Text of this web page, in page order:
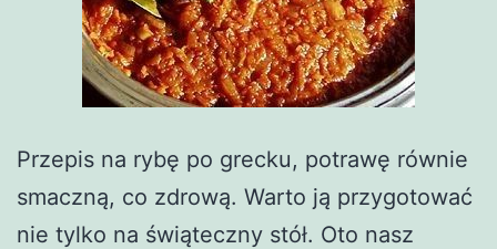
Przepis na rybę po grecku, potrawę równie
smaczną, co zdrową. Warto ją przygotować
nie tylko na świąteczny stół. Oto nasz